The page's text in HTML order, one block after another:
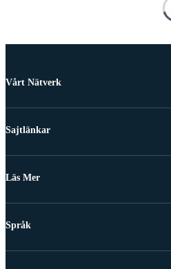
Vårt Nätverk
Sajtlänkar
Läs Mer
Språk